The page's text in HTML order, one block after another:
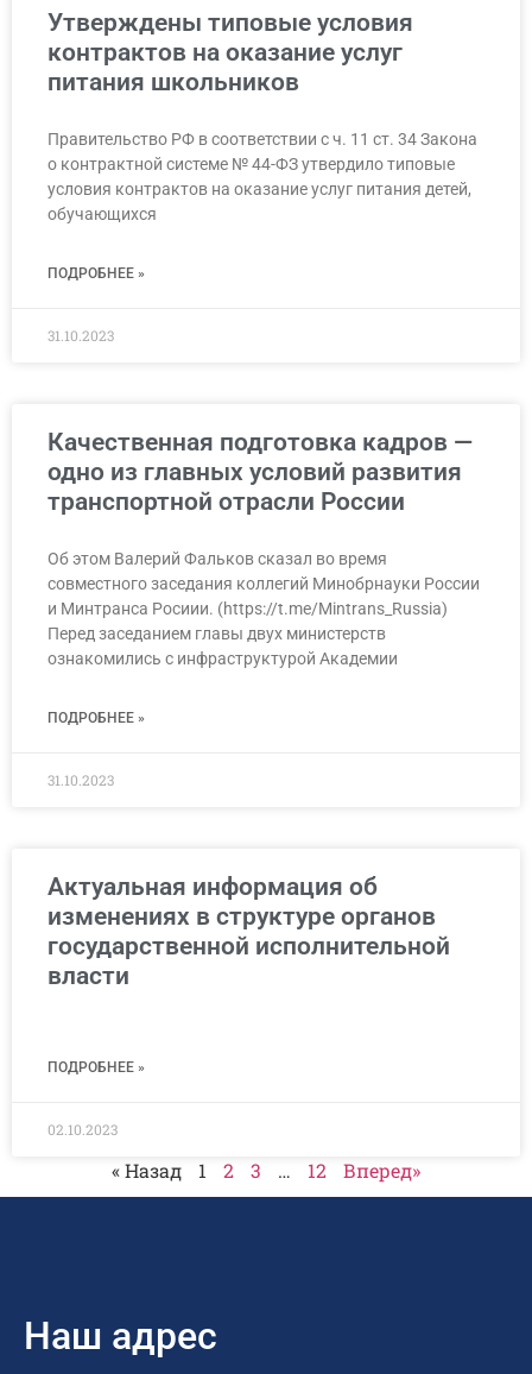
Утверждены типовые условия
контрактов на оказание услуг
питания школьников
Правительство РФ в соответствии с ч. 11 ст. 34 Закона
о контрактной системе № 44-ФЗ утвердило типовые
условия контрактов на оказание услуг питания детей,
обучающихся
ПОДРОБНЕЕ »
31.10.2023
Качественная подготовка кадров —
одно из главных условий развития
транспортной отрасли России
Об этом Валерий Фальков сказал во время
совместного заседания коллегий Минобрнауки России
и Минтранса Росиии. (https://t.me/Mintrans_Russia)
Перед заседанием главы двух министерств
ознакомились с инфраструктурой Академии
ПОДРОБНЕЕ »
31.10.2023
Актуальная информация об
изменениях в структуре органов
государственной исполнительной
власти
ПОДРОБНЕЕ »
02.10.2023
« Назад 1 2 3 … 12 Вперед»
Наш адрес